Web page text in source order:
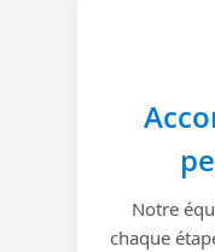
Notre
chaque